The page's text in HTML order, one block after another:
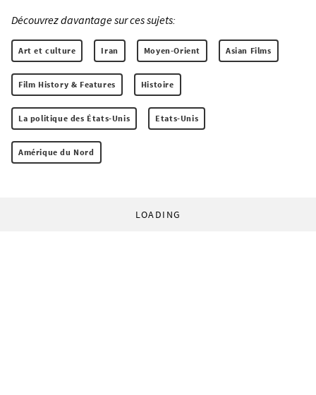
Découvrez davantage sur ces sujets:
Art et culture Iran Moyen-Orient Asian Films
Film History & Features Histoire
La politique des États-Unis Etats-Unis
Amérique du Nord
LOADING